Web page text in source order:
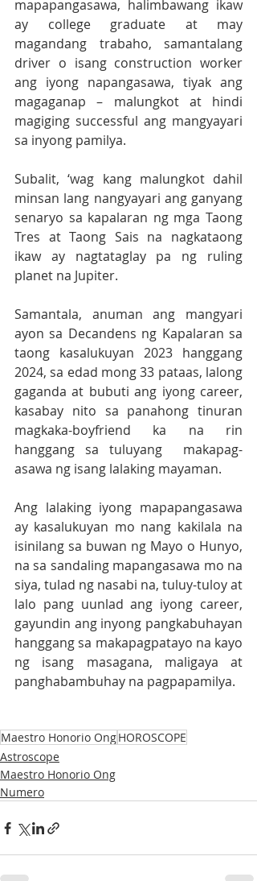
mapapangasawa, halimbawang ikaw
ay college graduate at may
magandang trabaho, samantalang
driver o isang construction worker
ang iyong napangasawa, tiyak ang
magaganap – malungkot at hindi
magiging successful ang mangyayari
sa inyong pamilya.
Subalit, ‘wag kang malungkot dahil
minsan lang nangyayari ang ganyang
senaryo sa kapalaran ng mga Taong
Tres at Taong Sais na nagkataong
ikaw ay nagtataglay pa ng ruling
planet na Jupiter.
Samantala, anuman ang mangyari
ayon sa Decandens ng Kapalaran sa
taong kasalukuyan 2023 hanggang
2024, sa edad mong 33 pataas, lalong
gaganda at bubuti ang iyong career,
kasabay nito sa panahong tinuran
magkaka-boyfriend ka na rin
hanggang sa tuluyang  makapag-
asawa ng isang lalaking mayaman.
Ang lalaking iyong mapapangasawa
ay kasalukuyan mo nang kakilala na
isinilang sa buwan ng Mayo o Hunyo,
na sa sandaling mapangasawa mo na
siya, tulad ng nasabi na, tuluy-tuloy at
lalo pang uunlad ang iyong career,
gayundin ang inyong pangkabuhayan
hanggang sa makapagpatayo na kayo
ng isang masagana, maligaya at
panghabambuhay na pagpapamilya.
Maestro Honorio OngHOROSCOPE
Astroscope
Maestro Honorio Ong
Numero